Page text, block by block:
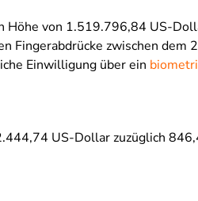
Höhe von 1.519.796,84 US-
Fingerabdrücke zwischen dem
Einwilligung über ein
US-Dollar zuzüglich